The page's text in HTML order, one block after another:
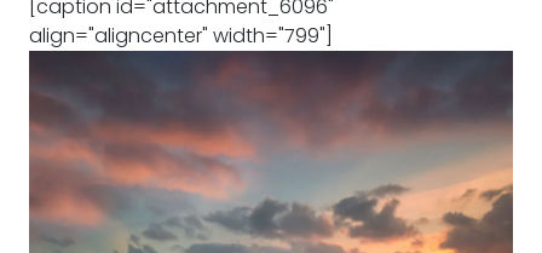
[caption id="attachment_6096"
align="aligncenter" width="799"]